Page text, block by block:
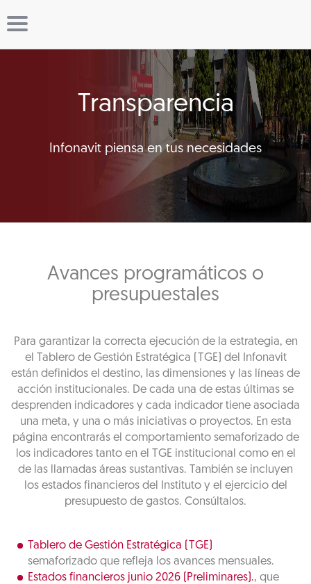
Transparencia
Infonavit piensa en tus necesidades
Avances programáticos o
presupuestales
Para garantizar la correcta ejecución de la estrategia, en
el Tablero de Gestión Estratégica (TGE) del Infonavit
están definidos el destino, las dimensiones y las líneas de
acción institucionales. De cada una de estas últimas se
desprenden indicadores y cada indicador tiene asociada
una meta, y una o más iniciativas o proyectos. En esta
página encontrarás el comportamiento semaforizado de
los indicadores tanto en el TGE institucional como en el
de las llamadas áreas sustantivas. También se incluyen
los estados financieros del Instituto y el ejercicio del
presupuesto de gastos. Consúltalos.
Tablero de Gestión Estratégica (TGE)
semaforizado que refleja los avances mensuales.
Estados financieros junio 2026 (Preliminares)., que